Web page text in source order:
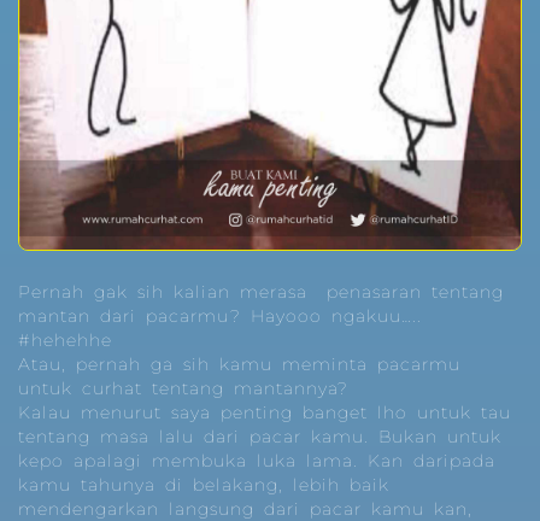
Pernah gak sih kalian merasa penasaran tentang
mantan dari pacarmu? Hayooo ngakuu…..
#hehehhe
Atau, pernah ga sih kamu meminta pacarmu
untuk curhat tentang mantannya?
Kalau menurut saya penting banget lho untuk tau
tentang masa lalu dari pacar kamu. Bukan untuk
kepo apalagi membuka luka lama. Kan daripada
kamu tahunya di belakang, lebih baik
mendengarkan langsung dari pacar kamu kan,